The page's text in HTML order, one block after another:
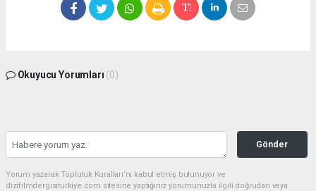
Okuyucu Yorumları (0)
Gönder
Yorum yazarak Topluluk Kuralları’nı kabul etmiş bulunuyor ve
dizifilmdergisiturkiye.com sitesine yaptığınız yorumunuzla ilgili doğrudan veya